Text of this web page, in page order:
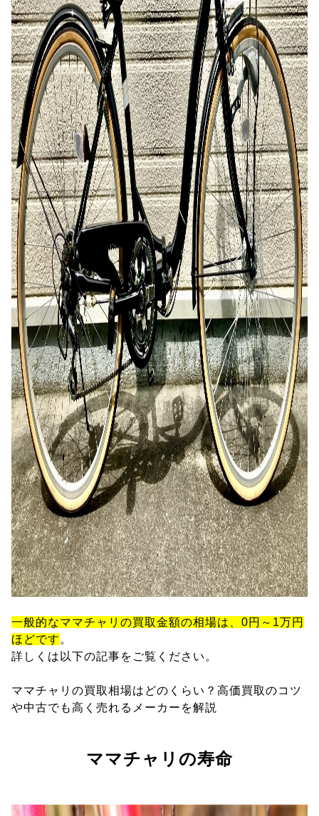
一般的なママチャリの買取金額の相場は、0円～1万円
ほどです 。
詳しくは以下の記事をご覧ください。
ママチャリの買取相場はどのくらい？高価買取のコツ
や中古でも高く売れるメーカーを解説
ママチャリの寿命